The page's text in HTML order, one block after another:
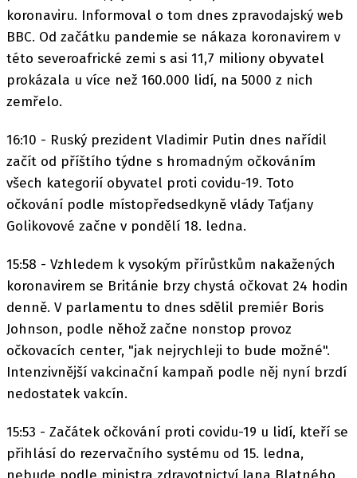
koronaviru. Informoval o tom dnes zpravodajský web
BBC. Od začátku pandemie se nákaza koronavirem v
této severoafrické zemi s asi 11,7 miliony obyvatel
prokázala u více než 160.000 lidí, na 5000 z nich
zemřelo.
16:10 - Ruský prezident Vladimir Putin dnes nařídil
začít od příštího týdne s hromadným očkováním
všech kategorií obyvatel proti covidu-19. Toto
očkování podle místopředsedkyně vlády Taťjany
Golikovové začne v pondělí 18. ledna.
15:58 - Vzhledem k vysokým přírůstkům nakažených
koronavirem se Británie brzy chystá očkovat 24 hodin
denně. V parlamentu to dnes sdělil premiér Boris
Johnson, podle něhož začne nonstop provoz
očkovacích center, "jak nejrychleji to bude možné".
Intenzivnější vakcinační kampaň podle něj nyní brzdí
nedostatek vakcín.
15:53 - Začátek očkování proti covidu-19 u lidí, kteří se
přihlásí do rezervačního systému od 15. ledna,